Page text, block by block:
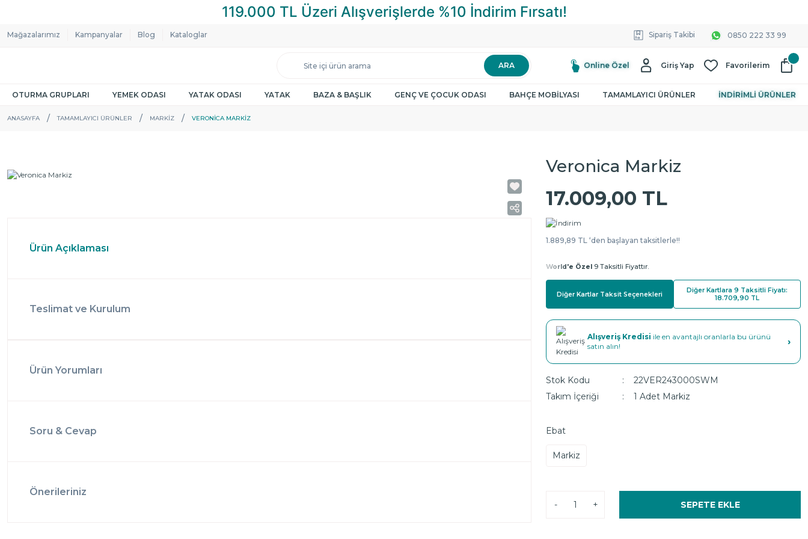
Mağazalarımız Kampanyalar Blog Kataloglar Sipariş Takibi 0850 222 33 99
ARA Online Özel Giriş Yap Favorilerim
OTURMA GRUPLARI YEMEK ODASI YATAK ODASI YATAK BAZA & BAŞLIK GENÇ VE ÇOCUK ODASI BAHÇE MOBİLYASI TAMAMLAYICI ÜRÜNLER İNDİRİMLİ ÜRÜNLER
ANASAYFA TAMAMLAYICI ÜRÜNLER MARKIZ VERONICA MARKIZ
Ürün Açıklaması
Teslimat ve Kurulum
Ürün Yorumları
Soru & Cevap
Önerileriniz
Veronica Markiz
17.009,00 TL
1.889,89 TL ‘den başlayan taksitlerle!!
World'e Özel 9 Taksitli Fiyattır.
Diğer Kartlar Taksit Seçenekleri
Diğer Kartlara 9 Taksitli Fiyatı:
18.709,90 TL
Alışveriş Kredisi ile en avantajlı oranlarla bu ürünü
satın alın!
›
Stok Kodu
22VER243000SWM
Takım İçeriği
1 Adet Markiz
Ebat
Markiz
- + SEPETE EKLE